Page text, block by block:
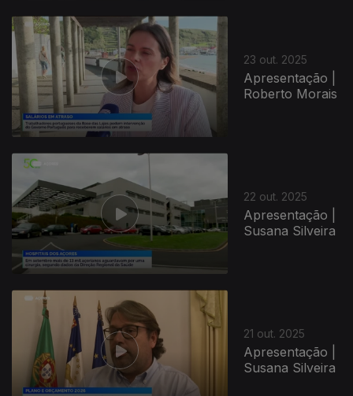
23 out. 2025
Apresentação |
Roberto Morais
22 out. 2025
Apresentação |
Susana Silveira
21 out. 2025
Apresentação |
Susana Silveira
883705